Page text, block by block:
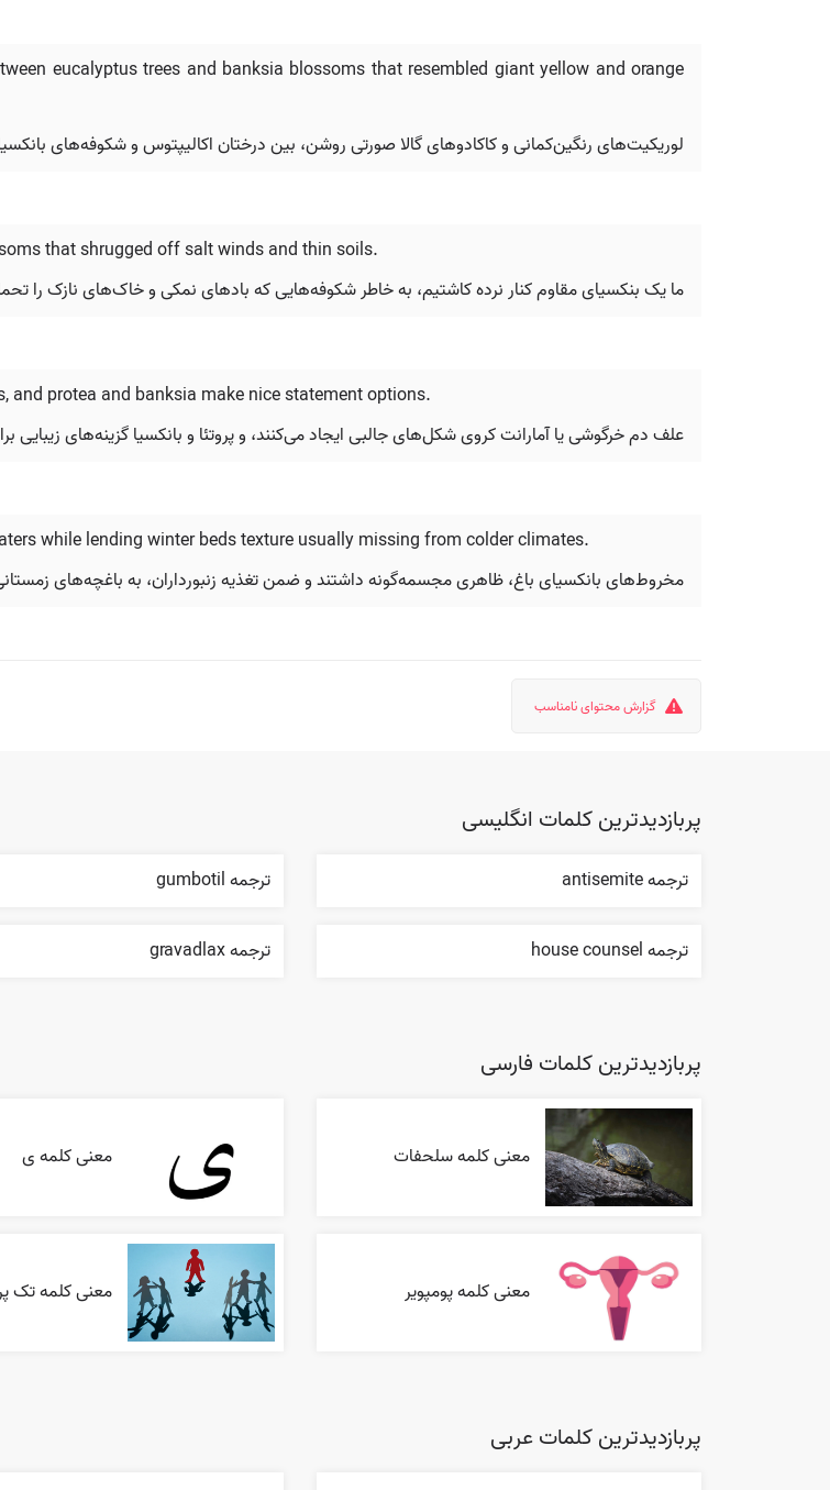
eucalyptus trees and banksia blossoms that resembled giant yellow and orange
لوریکیت‌های رنگین‌کمانی و کاکادوهای گالا صورتی روشن، بین درختان اکالیپتوس و شکوفه‌های
that shrugged off salt winds and thin soils.
ما یک بنکسیای مقاوم کنار نرده کاشتیم، به خاطر شکوفه‌هایی که بادهای نمکی و خاک‌های نازک را
and protea and banksia make nice statement options.
علف دم خرگوشی یا آمارانت کروی شکل‌های جالبی ایجاد می‌کنند، و پروتئا و بانکسیا گزینه‌های
while lending winter beds texture usually missing from colder climates.
مخروط‌های بانکسیای باغ، ظاهری مجسمه‌گونه داشتند و ضمن تغذیه زنبورداران، به باغچه‌های
گزارش محتوای نامناسب
پربازدیدترین کلمات انگلیسی
ترجمه antisemite ترجمه gumbotil
ترجمه house counsel ترجمه gravadlax
پربازدیدترین کلمات فارسی
معنی کلمه سلحفات معنی کلمه ی
معنی کلمه پومپویر معنی کلمه تک
پربازدیدترین کلمات عربی